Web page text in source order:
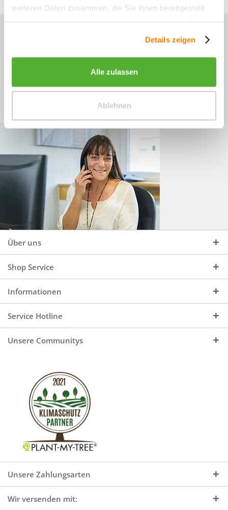
weiteren Daten zusammen, die Sie ihnen bereitgestellt
Details zeigen
Alle zulassen
Ablehnen
Sie haben Fragen zu unseren
+49 (0)4244 965 34 04
Mo - Do, 09:00 - 16:00 Uhr
und Fr, 09:00 - 13:00 Uhr
Über uns
Shop Service
Informationen
Service Hotline
Unsere Communitys
Unsere Zahlungsarten
Wir versenden mit: